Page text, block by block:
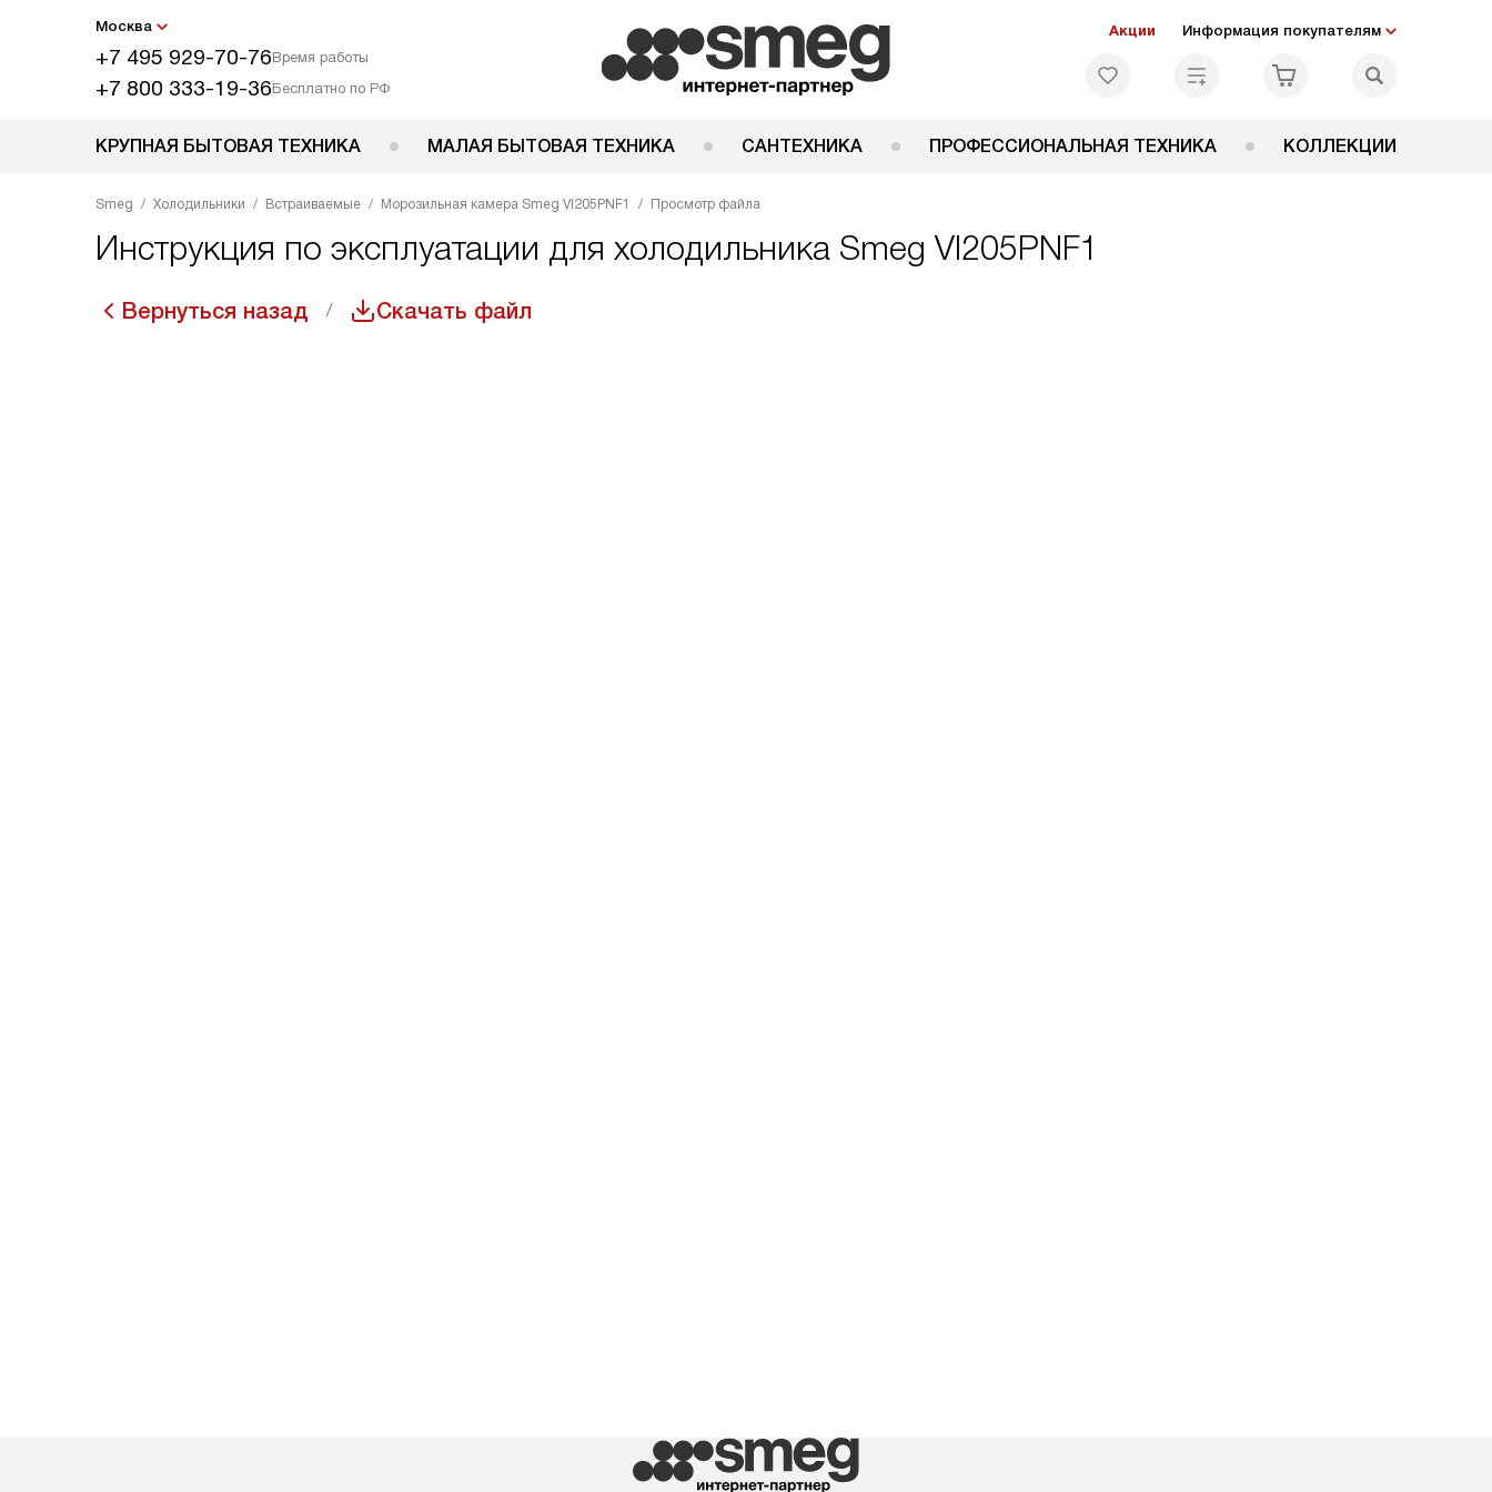
Москва
+7 495 929-70-76Время работы
+7 800 333-19-36Бесплатно по РФ
Акции Информация покупателям
КРУПНАЯ БЫТОВАЯ ТЕХНИКА МАЛАЯ БЫТОВАЯ ТЕХНИКА САНТЕХНИКА ПРОФЕССИОНАЛЬНАЯ ТЕХНИКА КОЛЛЕКЦИИ
Smeg Холодильники Встраиваемые Морозильная камера Smeg VI205PNF1 Просмотр файла
Инструкция по эксплуатации для холодильника Smeg VI205PNF1
Вернуться назад Скачать файл